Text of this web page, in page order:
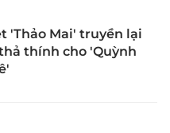
'Thảo Mai' truyền lại
thính cho 'Quỳnh